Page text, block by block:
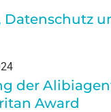
Datenschutz
der
Award